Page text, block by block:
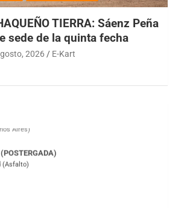
TIERRA: Sáenz Peña
sede de la quinta fecha
2026 E-Kart
6